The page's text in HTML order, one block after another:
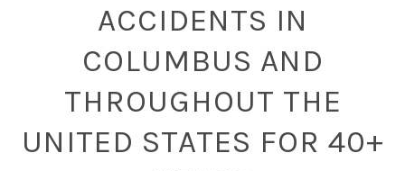
ACCIDENTS IN
COLUMBUS AND
THROUGHOUT THE
UNITED STATES FOR 40+